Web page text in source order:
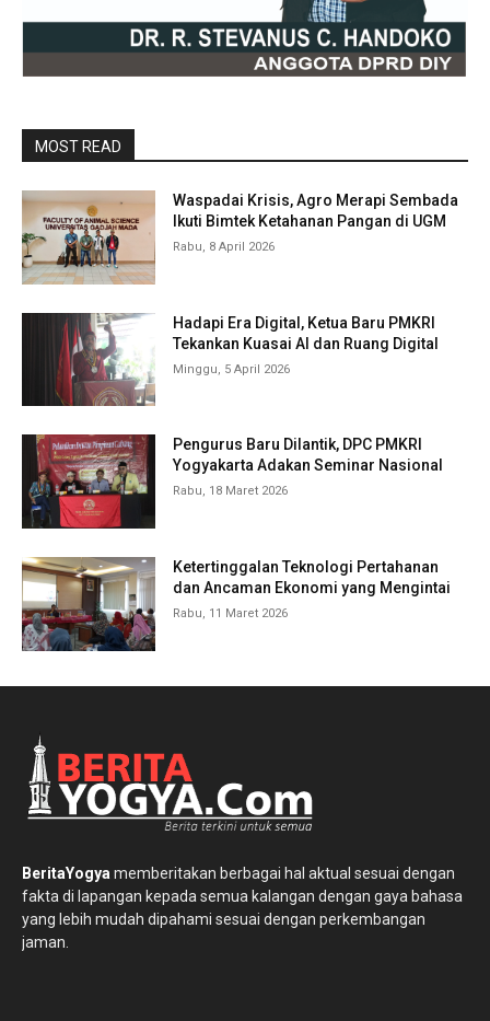
MOST READ
Waspadai Krisis, Agro Merapi Sembada
Ikuti Bimtek Ketahanan Pangan di UGM
Rabu, 8 April 2026
Hadapi Era Digital, Ketua Baru PMKRI
Tekankan Kuasai AI dan Ruang Digital
Minggu, 5 April 2026
Pengurus Baru Dilantik, DPC PMKRI
Yogyakarta Adakan Seminar Nasional
Rabu, 18 Maret 2026
Ketertinggalan Teknologi Pertahanan
dan Ancaman Ekonomi yang Mengintai
Rabu, 11 Maret 2026
BeritaYogya memberitakan berbagai hal aktual sesuai dengan
fakta di lapangan kepada semua kalangan dengan gaya bahasa
yang lebih mudah dipahami sesuai dengan perkembangan
jaman.